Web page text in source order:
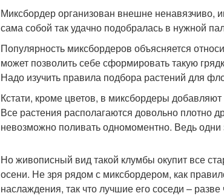
Миксбордер организован внешне ненавязчиво,
сама собой так удачно подобралась в нужной
Популярность миксбордеров объясняется
может позволить себе сформировать такую
Надо изучить правила подбора растений для
Кстати, кроме цветов, в миксбордеры
Все растения располагаются довольно плотно
невозможно поливать одномоментно. Ведь
Но живописный вид такой клумбы окупит все
осени. Не зря рядом с миксбордером, как
наслаждения, так что лучшие его соседи –